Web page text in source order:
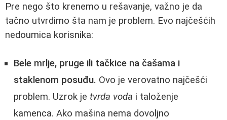
Pre nego što krenemo u rešavanje, važno je da
tačno utvrdimo šta nam je problem. Evo najčešćih
nedoumica korisnika:
Bele mrlje, pruge ili tačkice na čašama i
staklenom posuđu. Ovo je verovatno najčešći
problem. Uzrok je tvrda voda i taloženje
kamenca. Ako mašina nema dovoljno